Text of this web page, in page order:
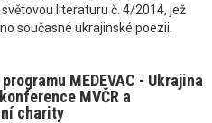
literaturu č. 4/2014, jež
současné ukrajinské poezii.
MEDEVAC - Ukrajina
MVČR a
charity